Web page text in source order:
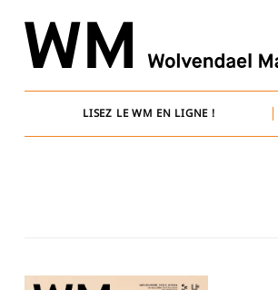
content
LISEZ LE WM EN LIGNE !